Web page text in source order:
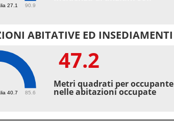
27.1 90.9
ABITATIVE ED INSEDIAMENTI
40.7 85.6
47.2
Metri quadrati per occupante
nelle abitazioni occupate